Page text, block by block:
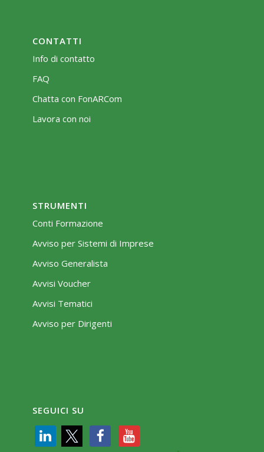
CONTATTI
Info di contatto
FAQ
Chatta con FonARCom
Lavora con noi
STRUMENTI
Conti Formazione
Avviso per Sistemi di Imprese
Avviso Generalista
Avvisi Voucher
Avvisi Tematici
Avviso per Dirigenti
SEGUICI SU